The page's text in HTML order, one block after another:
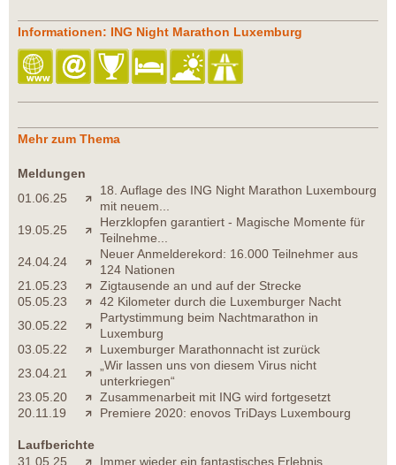
Informationen: ING Night Marathon Luxemburg
Mehr zum Thema
Meldungen
01.06.25
18. Auflage des ING Night Marathon Luxembourg
mit neuem...
19.05.25
Herzklopfen garantiert - Magische Momente für
Teilnehme...
24.04.24
Neuer Anmelderekord: 16.000 Teilnehmer aus
124 Nationen
21.05.23
Zigtausende an und auf der Strecke
05.05.23
42 Kilometer durch die Luxemburger Nacht
30.05.22
Partystimmung beim Nachtmarathon in
Luxemburg
03.05.22
Luxemburger Marathonnacht ist zurück
23.04.21
„Wir lassen uns von diesem Virus nicht
unterkriegen“
23.05.20
Zusammenarbeit mit ING wird fortgesetzt
20.11.19
Premiere 2020: enovos TriDays Luxembourg
Laufberichte
31.05.25
Immer wieder ein fantastisches Erlebnis